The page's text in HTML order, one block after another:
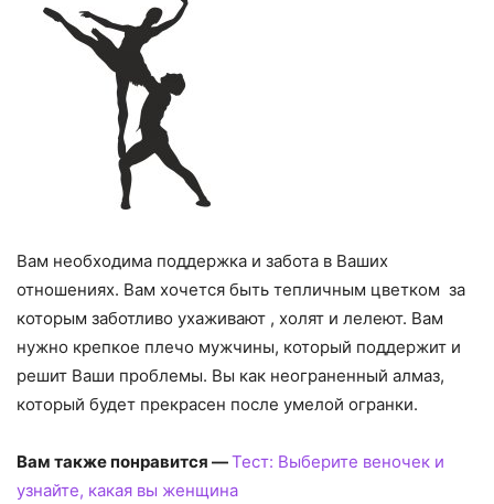
Вам необходима поддержка и забота в Ваших
отношениях. Вам хочется быть тепличным цветком за
которым заботливо ухаживают , холят и лелеют. Вам
нужно крепкое плечо мужчины, который поддержит и
решит Ваши проблемы. Вы как неограненный алмаз,
который будет прекрасен после умелой огранки.
Вам также понравится —Тест: Выберите веночек и
узнайте, какая вы женщина